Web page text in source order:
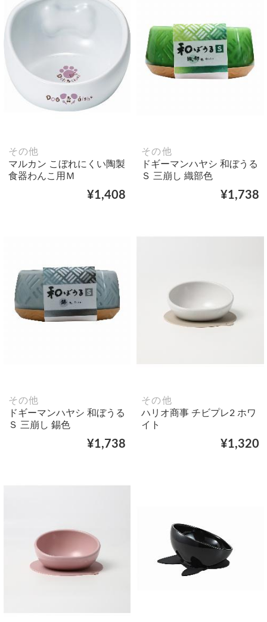
その他
マルカン こぼれにくい陶製
食器わんこ用Ｍ
¥1,408
その他
ドギーマンハヤシ 和ぼうる
Ｓ 三崩し 織部色
¥1,738
その他
ドギーマンハヤシ 和ぼうる
Ｓ 三崩し 錫色
¥1,738
その他
ハリオ商事 チビプレ2 ホワ
イト
¥1,320